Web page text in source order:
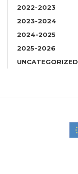
2022-2023
2023-2024
2024-2025
2025-2026
UNCATEGORIZED